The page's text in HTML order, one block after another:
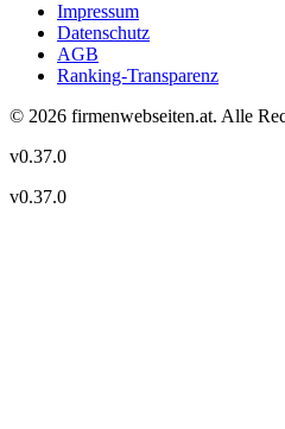
Impressum
Datenschutz
AGB
Ranking-Transparenz
© 2026 firmenwebseiten.at. Alle
v0.37.0
v0.37.0